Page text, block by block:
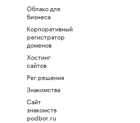
Облако для
бизнеса
Корпоративный
регистратор
доменов
Хостинг
сайтов
Рег.решения
Знакомства
Сайт
знакомств
podbor.ru